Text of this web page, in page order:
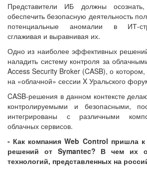
Представители ИБ должны
обеспечить безопасную деятельность
потенциальные аномалии в ИТ-
сглаживая и выравнивая их.
Одно из наиболее эффективных
наладить систему контроля за
Access Security Broker (CASB), о
на «облачной» сессии X Уральского
CASB-решения в данном контексте
контролируемыми и безопасными,
интегрированы с различными
облачных сервисов.
- Как компания Web Control пришла
решений от Symantec? В чем их
технологий, представленных на